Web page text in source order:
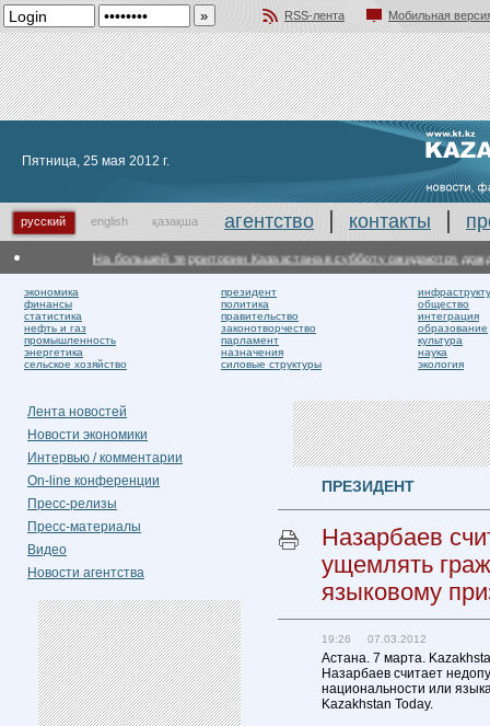
RSS-лента
Мобильная
Пятница, 25 мая 2012 г.
русский english қазақша агентство контакты
На большей территории Казахстана в субботу ожидаются дожди
экономика
финансы
статистика
нефть и газ
промышленность
энергетика
сельское хозяйство
президент
политика
правительство
законотворчество
парламент
назначения
силовые структуры
общество
интеграция
образование
культура
наука
экология
Лента новостей
Новости экономики
Интервью / комментарии
On-line конференции
Пресс-релизы
Пресс-материалы
Видео
Новости агентства
ПРЕЗИДЕНТ
Назарбаев
ущемлять
языковому
19:26 07.03.2012
Астана. 7 марта.
Назарбаев считает
национальности или
Kazakhstan Today.